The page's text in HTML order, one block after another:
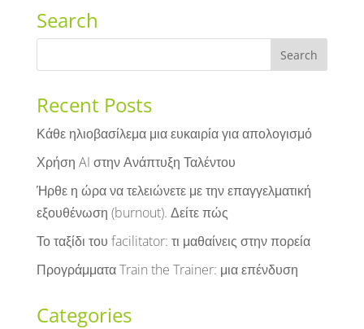
Search
Recent Posts
Κάθε ηλιοβασίλεμα μια ευκαιρία για απολογισμό
Χρήση AI στην Ανάπτυξη Ταλέντου
Ήρθε η ώρα να τελειώνετε με την επαγγελματική
εξουθένωση (burnout). Δείτε πώς
Το ταξίδι του facilitator: τι μαθαίνεις στην πορεία
Προγράμματα Train the Trainer: μια επένδυση
Categories